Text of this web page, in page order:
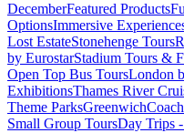
DecemberFeatured Products
OptionsImmersive
Lost EstateStonehenge Tours
by EurostarStadium Tours &
Open Top Bus ToursLondon
ExhibitionsThames River
Theme ParksGreenwich
Small Group ToursDay Trips